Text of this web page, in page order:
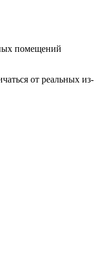
помещений
от реальных из-